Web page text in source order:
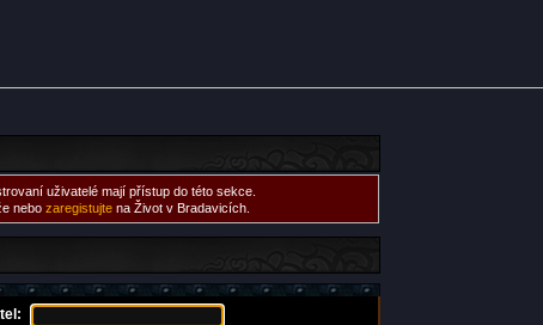
uživatelé mají přístup do této sekce.
nebo zaregistujte na Život v Bradavicích.